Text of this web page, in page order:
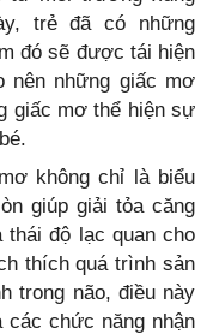
trẻ đã có những
đó sẽ được tái hiện
nên những giấc mơ
giấc mơ thể hiện sự
không chỉ là biểu
giúp giải tỏa căng
độ lạc quan cho
thích quá trình sản
trong não, điều này
chức năng nhận